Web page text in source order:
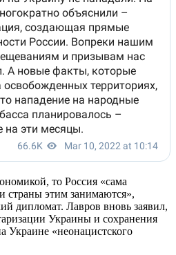
то Россия «сама
страны этим занимаются»,
дипломат. Лавров вновь заявил,
Украины и сохранения
Украине «неонацистского